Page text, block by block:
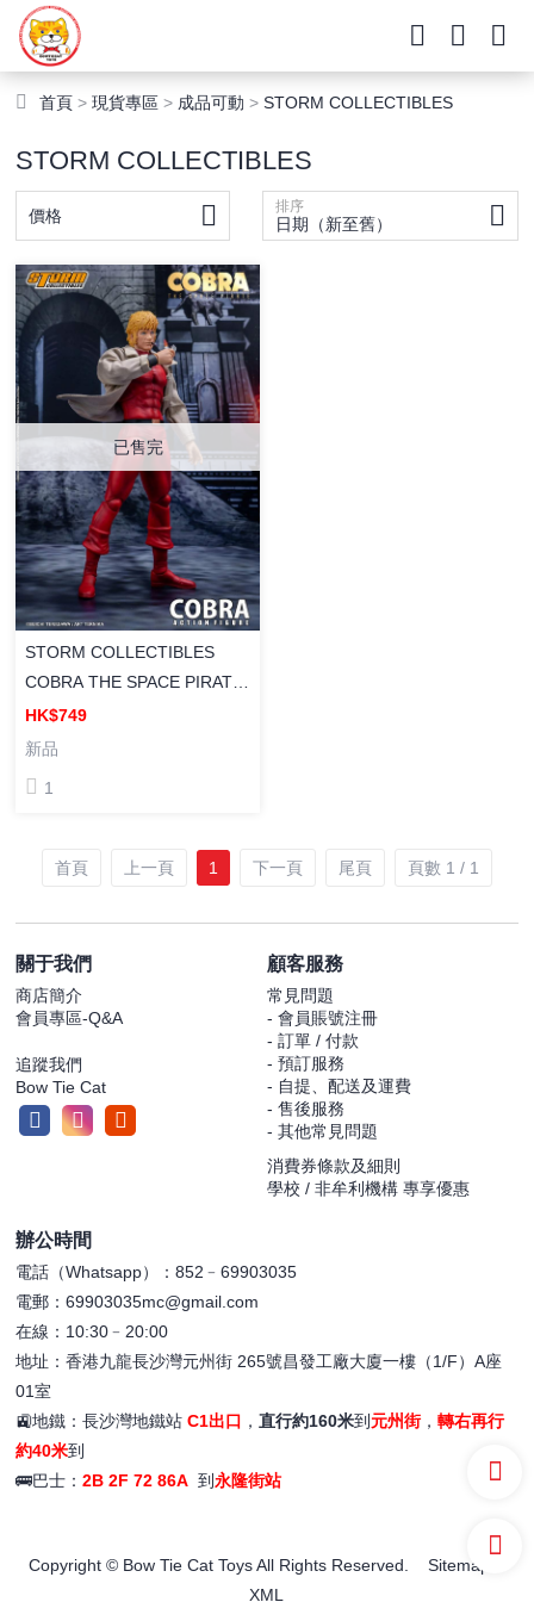
首頁 >現貨專區 > 成品可動 >STORM COLLECTIBLES
STORM COLLECTIBLES
價格 排序
日期（新至舊）
已售完
STORM COLLECTIBLES
COBRA THE SPACE PIRATE
太空海盜 眼鏡蛇 COBRA 成品
可動人偶
HK$749
新品
1
首頁 上一頁 1 下一頁 尾頁 頁數 1 / 1
關于我們
商店簡介
會員專區-Q&A
追蹤我們
Bow Tie Cat
顧客服務
常見問題
- 會員賬號注冊
- 訂單 / 付款
- 預訂服務
- 自提、配送及運費
- 售後服務
- 其他常見問題
消費券條款及細則
學校 / 非牟利機構 專享優惠
辦公時間
電話（Whatsapp）：852﹣69903035
電郵：69903035mc@gmail.com
在線：10:30﹣20:00
地址：香港九龍長沙灣元州街 265號昌發工廠大廈一樓（1/F）A座
01室
🚉地鐵：長沙灣地鐵站C1出口 ，直行約160米到 元州街，轉右再行
約40米到
🚌巴士：2B 2F 72 86A 到永隆街站
Copyright © Bow Tie Cat Toys All Rights Reserved.Sitemap
XML